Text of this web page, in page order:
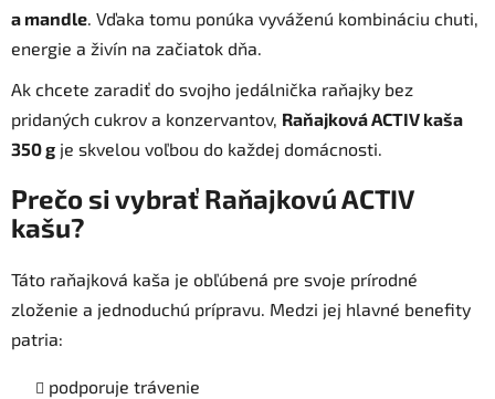
a mandle . Vďaka tomu ponúka vyváženú kombináciu chuti,
energie a živín na začiatok dňa.
Ak chcete zaradiť do svojho jedálnička raňajky bez
pridaných cukrov a konzervantov, Raňajková ACTIV kaša
350 g je skvelou voľbou do každej domácnosti.
Prečo si vybrať Raňajkovú ACTIV
kašu?
Táto raňajková kaša je obľúbená pre svoje prírodné
zloženie a jednoduchú prípravu. Medzi jej hlavné benefity
patria:
podporuje trávenie